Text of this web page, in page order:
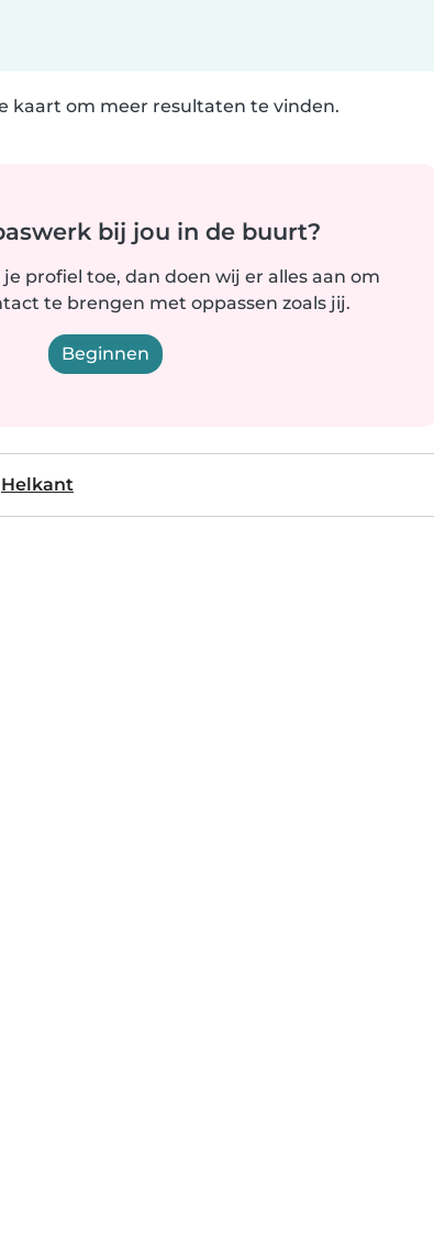
kaart om meer resultaten te vinden.
bij jou in de buurt?
profiel toe, dan doen wij er alles aan om
te brengen met oppassen zoals jij.
Beginnen
Helkant